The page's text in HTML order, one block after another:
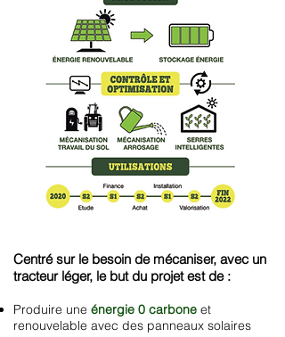
​Centré sur le besoin de mécaniser, avec un
tracteur léger, le but du projet est de :
Produire une énergie 0 carbone et
renouvelable avec des panneaux solaires